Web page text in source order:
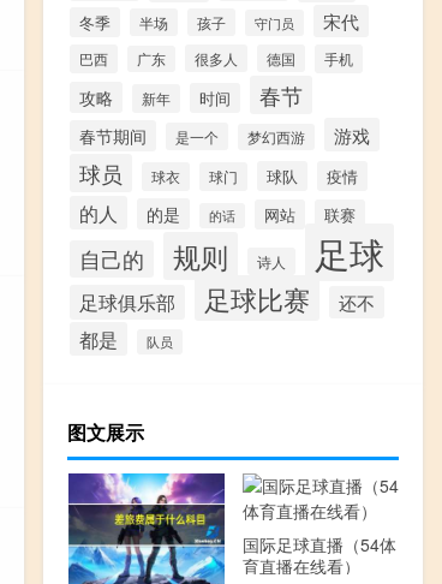
冬季 半场 孩子 守门员 宋代
巴西 广东 很多人 德国 手机
攻略 新年 时间 春节
春节期间 是一个 梦幻西游 游戏
球员 球衣 球门 球队 疫情
的人 的是 的话 网站 联赛
自己的 规则 诗人 足球
足球俱乐部 足球比赛 还不
都是 队员
图文展示
国际足球直播（54体
育直播在线看）